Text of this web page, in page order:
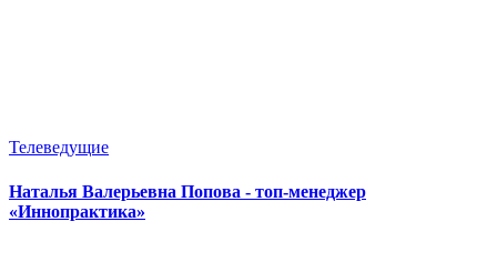
Телеведущие
Наталья Валерьевна Попова - топ-менеджер
«Иннопрактика»